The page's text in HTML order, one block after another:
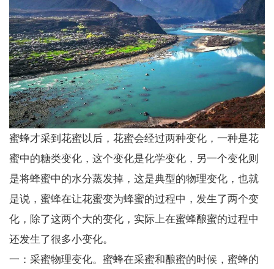
蜜蜂才采到花蜜以后，花蜜会经过两种变化，一种是花
蜜中的糖类变化，这个变化是化学变化，另一个变化则
是将蜂蜜中的水分蒸发掉，这是典型的物理变化，也就
是说，蜜蜂在让花蜜变为蜂蜜的过程中，发生了两个变
化，除了这两个大的变化，实际上在蜜蜂酿蜜的过程中
还发生了很多小变化。
一：采蜜物理变化。蜜蜂在采蜜和酿蜜的时候，蜜蜂的